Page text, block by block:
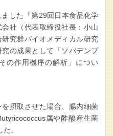
した「第29回日本食品化学
社（代表取締役社長：小山
究群バイオメディカル研究
の成果として「ソバデンプ
の作用機序の解析」につい
摂取させた場合、腸内細菌
属や酢酸産生菌
。